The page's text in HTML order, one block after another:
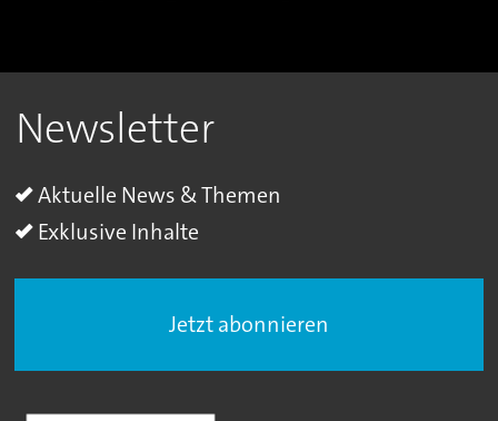
Newsletter
Aktuelle News & Themen
Exklusive Inhalte
Jetzt abonnieren